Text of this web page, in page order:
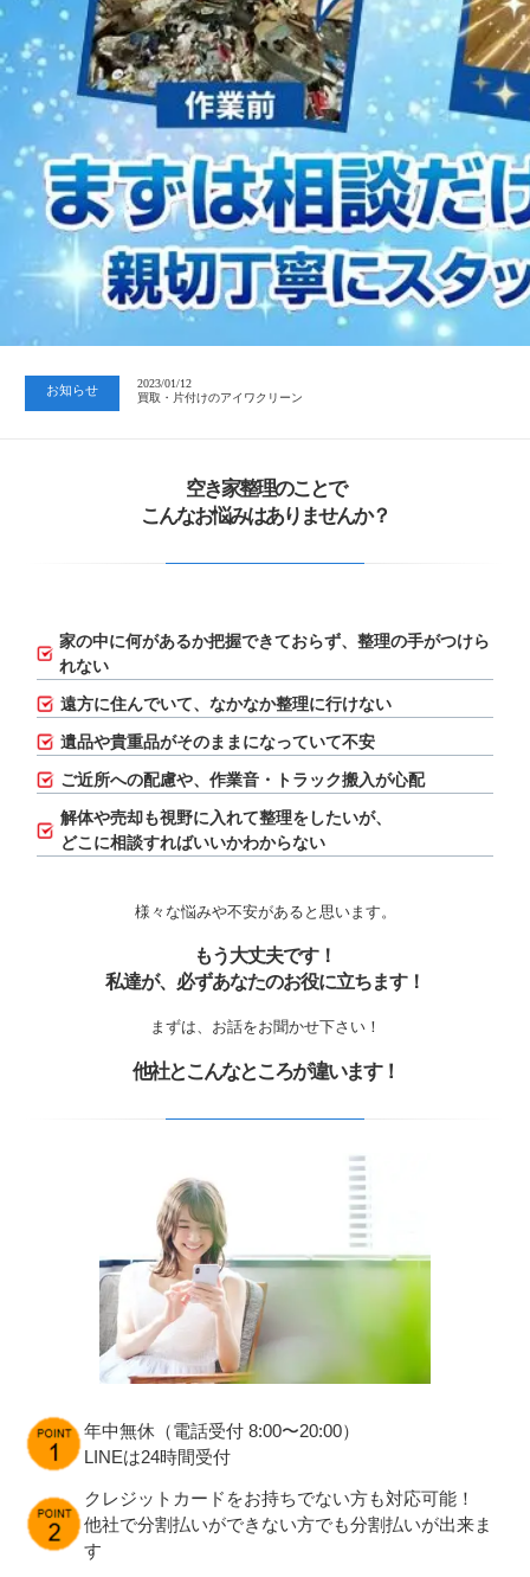
お知らせ
2023/01/12
買取・片付けのアイワクリーン
2023/07/24
中日新聞 岐阜版「空き家対策SOS」コーナーに掲載いただきまし…
2023/01/12
買取・片付けのアイワクリーン
空き家整理のことで
こんなお悩みはありませんか？
家の中に何があるか把握できておらず、 整理の手がつけら
れない
遠方に住んでいて、なかなか整理に行けない
遺品や貴重品がそのままになっていて不安
ご近所への配慮や、作業音・トラック搬入が心配
解体や売却も視野に入れて整理をしたいが、
どこに相談すればいいかわからない
様々な悩みや不安があると思います。
もう大丈夫です！
私達が、必ずあなたのお役に立ちます！
まずは、お話をお聞かせ下さい！
他社とこんなところが違います！
年中無休（電話受付 8:00〜20:00）
LINEは24時間受付
クレジットカードをお持ちでない方も対応可能！
他社で分割払いができない方でも分割払いが出来ま
す